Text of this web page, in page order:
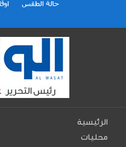
الرئيسية
محليات